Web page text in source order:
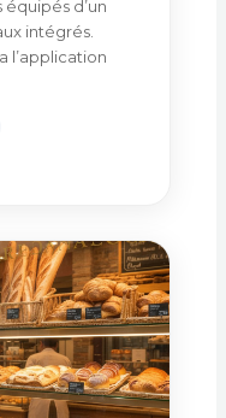
d’un
intégrés.
l’application